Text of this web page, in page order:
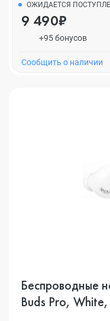
ОЖИДАЕТСЯ
9 490₽
+95 бонусов
Cообщить о наличии
Беспроводные
Buds Pro,